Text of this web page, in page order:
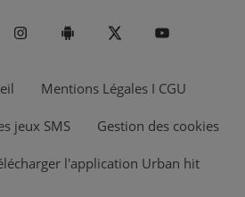
Mentions Légales I CGU
jeux SMS Gestion des cookies
l'application Urban hit